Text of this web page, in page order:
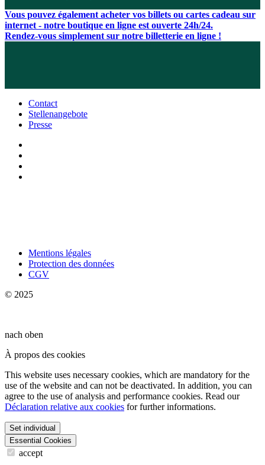
Vous pouvez également acheter vos billets ou cartes cadeau sur
internet - notre boutique en ligne est ouverte 24h/24.
Rendez-vous simplement sur notre billetterie en ligne !
Contact
Stellenangebote
Presse
Mentions légales
Protection des données
CGV
© 2025
nach oben
À propos des cookies
This website uses necessary cookies, which are mandatory for the
use of the website and can not be deactivated. In addition, you can
agree to the use of analysis and performance cookies. Read our
Déclaration relative aux cookies for further informations.
Set individual
Essential Cookies
accept